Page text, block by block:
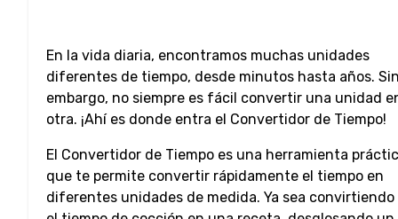
En la vida diaria, encontramos muchas unidades
diferentes de tiempo, desde minutos hasta años.
embargo, no siempre es fácil convertir una unidad
otra. ¡Ahí es donde entra el Convertidor de Tiempo!
El Convertidor de Tiempo es una herramienta
que te permite convertir rápidamente el tiempo en
diferentes unidades de medida. Ya sea convirtiendo